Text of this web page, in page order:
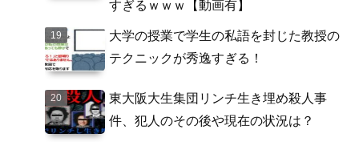
すぎるｗｗｗ【動画有】
大学の授業で学生の私語を封じた教授の
テクニックが秀逸すぎる！
東大阪大生集団リンチ生き埋め殺人事
件、犯人のその後や現在の状況は？